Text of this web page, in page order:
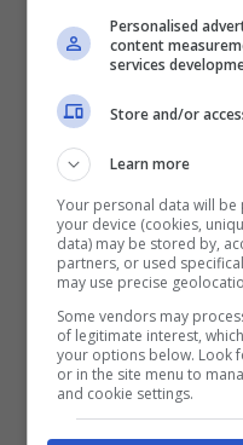
un’auto
centauro
Non risponde
privo di vita
Tragica
trovato morto
Ieri sera,mercoledì
Personalised
content
services
Store and/or
Learn more
Your personal data will
your device (cookies,
data) may be stored by,
partners, or used
may use precise
Some vendors may
of legitimate interest,
your options below. Look
or in the site menu to
and cookie settings.